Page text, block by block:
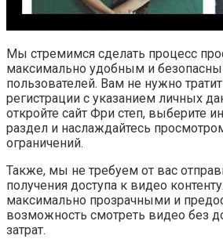
Мы стремимся сделать процесс
максимально удобным и
пользователей. Вам не нужно
регистрации с указанием личных
откройте сайт Фри степ, выберите
раздел и наслаждайтесь
ограничений.
Также, мы не требуем от вас
получения доступа к видео
максимально прозрачными и
возможность смотреть видео без
затрат.